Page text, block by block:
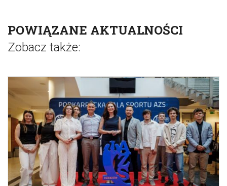
POWIĄZANE AKTUALNOŚCI
Zobacz także: